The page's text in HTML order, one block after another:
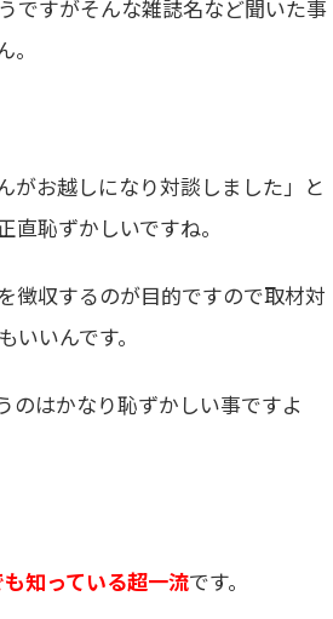
ですがそんな雑誌名など聞いた事
お越しになり対談しました」と
恥ずかしいですね。
徴収するのが目的ですので取材対
いんです。
のはかなり恥ずかしい事ですよ
知っている超一流です。